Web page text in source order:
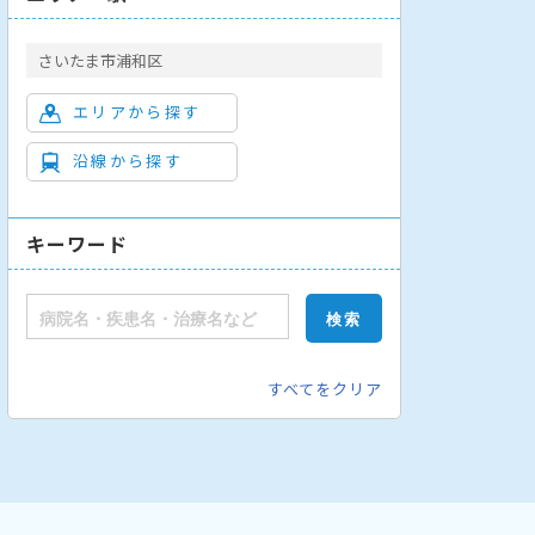
さいたま市浦和区
エリアから探す
沿線から探す
キーワード
すべてをクリア